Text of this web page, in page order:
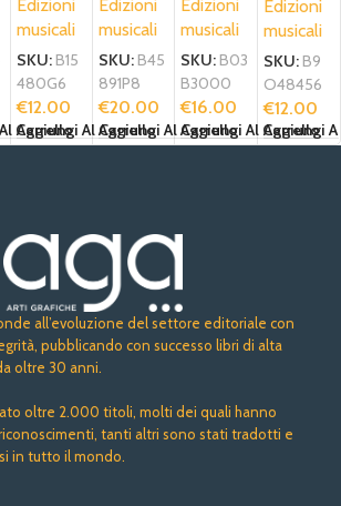
Carrello
ux pour
violon
et
piano
Edizioni
musicali
SKU: B15
480G6
€12.00
Aggiungi Al Carrello
arias
for
brass
Edizioni
musicali
SKU: B45
891P8
€20.00
Aggiungi Al Carrello
Edizioni
musicali
SKU: B03
B3000
€16.00
Aggiungi Al Carrello
Edizioni
musicali
SKU: B9
O48456
€12.00
Aggiungi
all’evoluzione del settore editoriale con
pubblicando con successo libri di alta
oltre 30 anni.
oltre 2.000 titoli, molti dei quali hanno
tanti altri sono stati tradotti e
in tutto il mondo.